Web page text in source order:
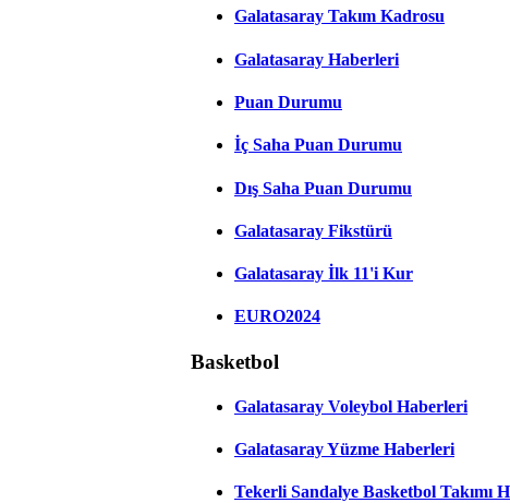
Galatasaray Takım Kadrosu
Galatasaray Haberleri
Puan Durumu
İç Saha Puan Durumu
Dış Saha Puan Durumu
Galatasaray Fikstürü
Galatasaray İlk 11'i Kur
EURO2024
Basketbol
Galatasaray Voleybol Haberleri
Galatasaray Yüzme Haberleri
Tekerli Sandalye Basketbol Takımı